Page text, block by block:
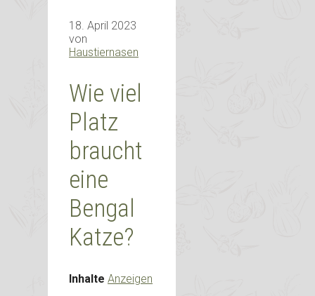
18. April 2023
von
Haustiernasen
Wie viel
Platz
braucht
eine
Bengal
Katze?
Inhalte Anzeigen